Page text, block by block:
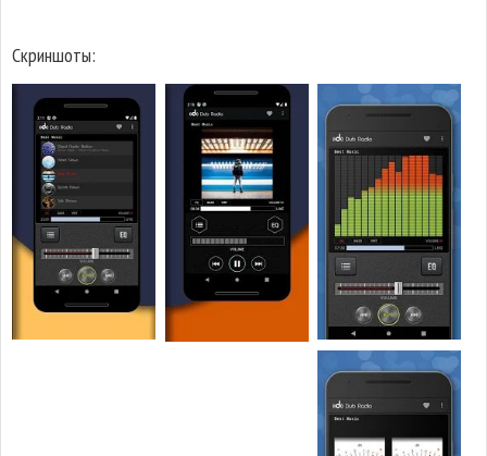
Скриншоты: